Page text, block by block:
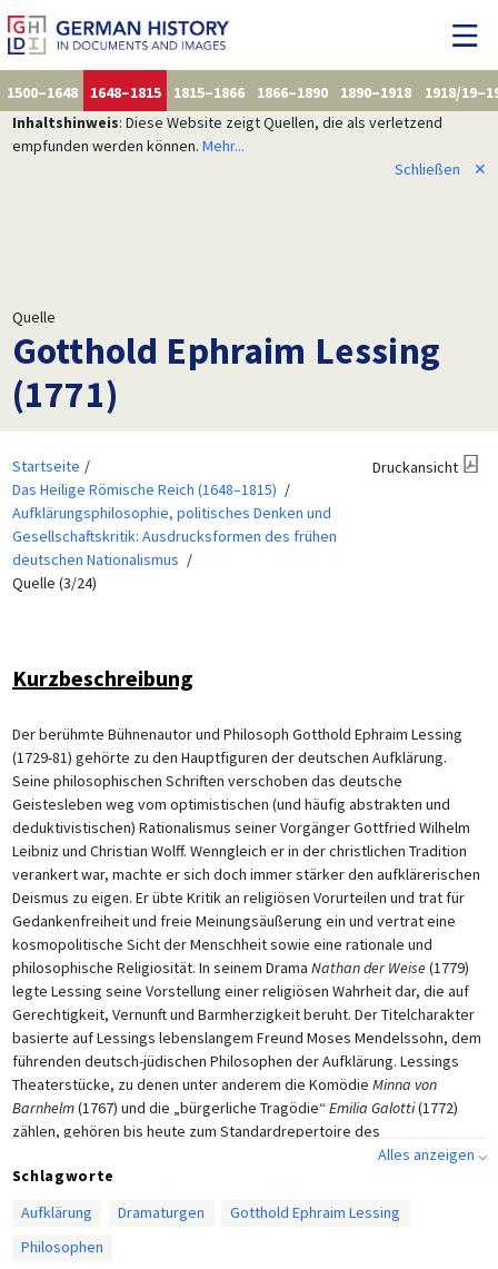
1500–1648 1648–1815 1815–1866 1866–1890 1890–1918
1918/
Inhaltshinweis: Diese Website zeigt Quellen, die als verletzend
empfunden werden können. Mehr...
Schließen
✕
Quelle
Gotthold Ephraim Lessing
(1771)
Startseite
Das Heilige Römische Reich (1648–1815)
Aufklärungsphilosophie, politisches Denken und
Gesellschaftskritik: Ausdrucksformen des frühen
deutschen Nationalismus
Quelle (3/24)
Druckansicht
Kurzbeschreibung
Der berühmte Bühnenautor und Philosoph Gotthold Ephraim Lessing
(1729-81) gehörte zu den Hauptfiguren der deutschen Aufklärung.
Seine philosophischen Schriften verschoben das deutsche
Geistesleben weg vom optimistischen (und häufig abstrakten und
deduktivistischen) Rationalismus seiner Vorgänger Gottfried Wilhelm
Leibniz und Christian Wolff. Wenngleich er in der christlichen Tradition
verankert war, machte er sich doch immer stärker den aufklärerischen
Deismus zu eigen. Er übte Kritik an religiösen Vorurteilen und trat für
Gedankenfreiheit und freie Meinungsäußerung ein und vertrat eine
kosmopolitische Sicht der Menschheit sowie eine rationale und
philosophische Religiosität. In seinem Drama Nathan der Weise(1779)
legte Lessing seine Vorstellung einer religiösen Wahrheit dar, die auf
Gerechtigkeit, Vernunft und Barmherzigkeit beruht. Der Titelcharakter
basierte auf Lessings lebenslangem Freund Moses Mendelssohn, dem
führenden deutsch-jüdischen Philosophen der Aufklärung. Lessings
Theaterstücke, zu denen unter anderem die Komödie Minna von
Barnhelm(1767) und die „bürgerliche Tragödie“ Emilia Galotti(1772)
zählen, gehören bis heute zum Standardrepertoire des
deutschsprachigen Theaters. Sowohl seine philosophischen als auch
seine theatralischen Werke hatten erheblichen Einfluss auf Johann
zahlreiche andere Autoren ihrer Generation. Ölgemälde auf Leinwand
von Heinrich Lessing (1856-1911), nach einem Gemälde von Anton Graff
Alles anzeigen ⌵
Schlagworte
Aufklärung
Dramaturgen
Gotthold Ephraim Lessing
Philosophen